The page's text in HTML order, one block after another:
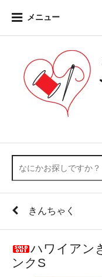
メニュー
きんちゃく
ハワイアン
ンクS